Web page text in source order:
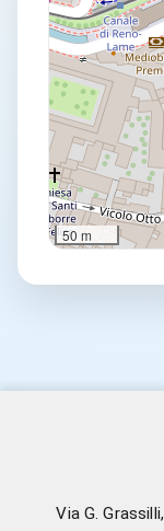
50 m
Via G.